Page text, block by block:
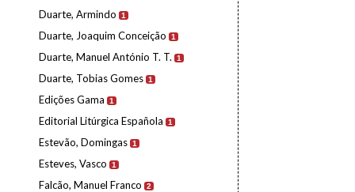
Duarte, Armindo 1
Duarte, Joaquim Conceição 1
Duarte, Manuel António T. T. 1
Duarte, Tobias Gomes 1
Edições Gama 1
Editorial Litúrgica Española 1
Estevão, Domingas 1
Esteves, Vasco 1
Falcão, Manuel Franco 2